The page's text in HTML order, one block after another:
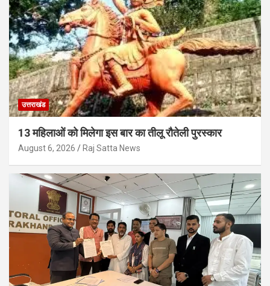
उत्तराखंड
13 महिलाओं को मिलेगा इस बार का तीलू रौतेली पुरस्कार
August 6, 2026 Raj Satta News